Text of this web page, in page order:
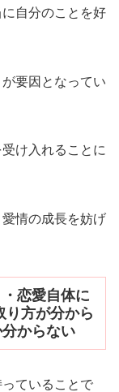
自分のことを好
要因となってい
け入れることに
情の成長を妨げ
恋愛自体に
り方が分から
からない
ていることで